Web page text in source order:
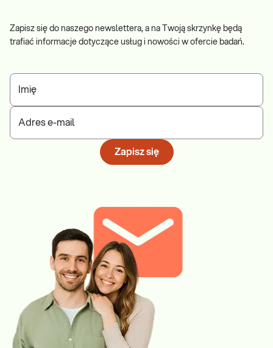
Zapisz się do naszego newslettera, a na Twoją skrzynkę będą
trafiać informacje dotyczące usług i nowości w ofercie badań.
Imię
Adres e-mail
Zapisz się